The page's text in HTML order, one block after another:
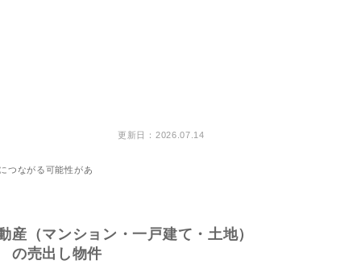
更新日：2026.07.14
つながる可能性があ
産（マンション・一戸建て・土地）
の売出し物件